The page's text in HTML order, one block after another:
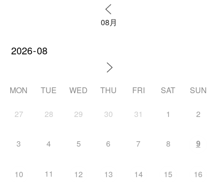
08月
MON TUE WED THU FRI SAT SUN
27 28 29 30 31 1 2
3 4 5 6 7 8 9
10 11 12 13 14 15 16